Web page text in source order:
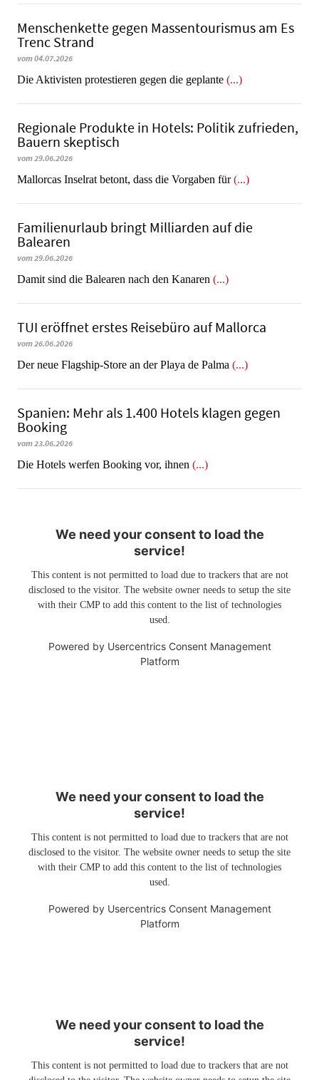
Menschenkette gegen Massentourismus am Es
Trenc Strand
vom 04.07.2026
Die Aktivisten protestieren gegen die geplante (...)
Regionale Produkte in Hotels: Politik zufrieden,
Bauern skeptisch
vom 29.06.2026
Mallorcas Inselrat betont, dass die Vorgaben für(...)
Familienurlaub bringt Milliarden auf die
Balearen
vom 29.06.2026
​​​​​​​Damit sind die Balearen nach den Kanaren (...)
TUI eröffnet erstes Reisebüro auf Mallorca
vom 26.06.2026
Der neue Flagship-Store an der Playa de Palma (...)
Spanien: Mehr als 1.400 Hotels klagen gegen
Booking
vom 23.06.2026
​​​​​​​Die Hotels werfen Booking vor, ihnen (...)
We need your consent to load the
service!
This content is not permitted to load due to trackers that are not
disclosed to the visitor. The website owner needs to setup the site
with their CMP to add this content to the list of technologies
used.
Powered by Usercentrics Consent Management
Platform
We need your consent to load the
service!
This content is not permitted to load due to trackers that are not
disclosed to the visitor. The website owner needs to setup the site
with their CMP to add this content to the list of technologies
used.
Powered by Usercentrics Consent Management
Platform
We need your consent to load the
service!
This content is not permitted to load due to trackers that are not